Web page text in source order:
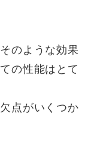
のような効果
の性能はとて
点がいくつか